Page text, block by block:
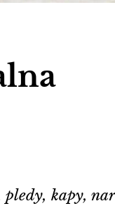
pledy, kapy,